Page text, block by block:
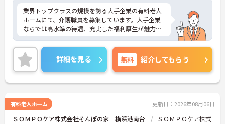
業界トップクラスの規模を誇る大手企業の有料老人
ホームにて、介護職員を募集しています。大手企業
ならでは高水準の待遇、充実した福利厚生が魅力で
す。
ご興味ある方には、面接対策ポイントなど、さらに
詳細をお話しいたしますのでお気軽にご相談くださ
い。
詳細を見る 無料 紹介してもらう
有料老人ホーム 更新日：2026年08月06日
ＳＯＭＰＯケア株式会社そんぽの家 横浜港南台
ＳＯＭＰＯケア株式